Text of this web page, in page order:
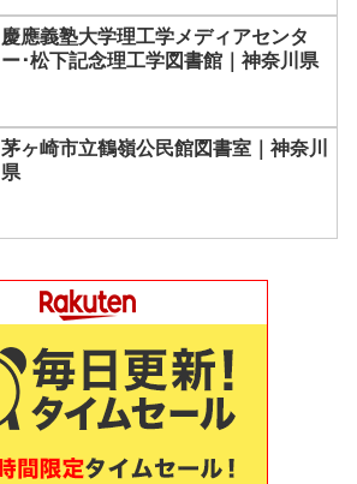
慶應義塾大学理工学メディアセンタ
ー･松下記念理工学図書館｜神奈川県
茅ヶ崎市立鶴嶺公民館図書室｜神奈川
県